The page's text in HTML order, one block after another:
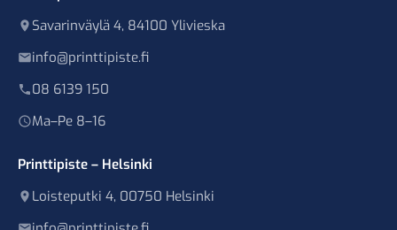
Savarinväylä 4, 84100 Ylivieska
info@printtipiste.fi
08 6139 150
Ma–Pe 8–16
Printtipiste – Helsinki
Loisteputki 4, 00750 Helsinki